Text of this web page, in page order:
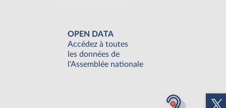
OPEN DATA
Accédez à toutes
les données de
l'Assemblée nationale